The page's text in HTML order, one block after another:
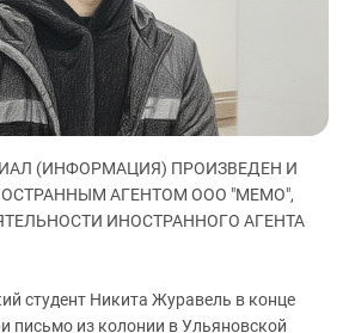
ЗАСТАВЛЯЕТ
КАВКАЗ ЗА ПАЛЕСТИНУ
ИНАКОМЫСЛИЕ В ЧЕЧНЕ
ПРЕСЛЕДОВАНИЕ АКТИВИСТОВ
МОБИЛИЗАЦИЯ И ПРОТЕСТЫ
(ИНФОРМАЦИЯ) ПРОИЗВЕДЕН И
АГЕНТОМ ООО "МЕМО",
ИНОСТРАННОГО АГЕНТА
студент Никита Журавель в конце
письмо из колонии в Ульяновской